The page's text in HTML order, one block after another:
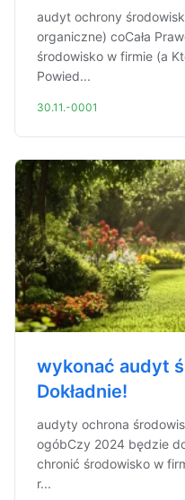
audyt ochrony
organiczne) coCała
środowisko w firmie (a
Powied...
30.11.-0001
wykonać audyt
Dokładnie!
audyty ochrona
ogóbCzy 2024 będzie
chronić środowisko w
r...